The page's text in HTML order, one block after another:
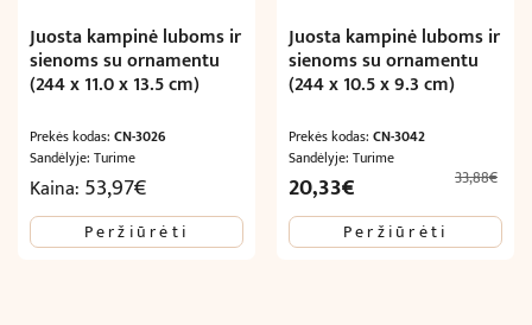
Juosta kampinė luboms ir
sienoms su ornamentu
(244 x 11.0 x 13.5 cm)
Prekės kodas: CN-3026
Sandėlyje: Turime
Kaina: 53,97€
Peržiūrėti
Juosta kampinė luboms ir
sienoms su ornamentu
(244 x 10.5 x 9.3 cm)
Prekės kodas:CN-3042
Sandėlyje: Turime
33,88€
Original
price
was:
20,33€
price
is:
Peržiūrėti